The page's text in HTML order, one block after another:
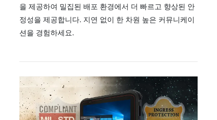
을 제공하여 밀집된 배포 환경에서 더 빠르고 향상된 안
정성을 제공합니다. 지연 없이 한 차원 높은 커뮤니케이
션을 경험하세요.